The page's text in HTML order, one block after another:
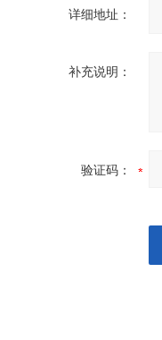
详细地址：
补充说明：
验证码：